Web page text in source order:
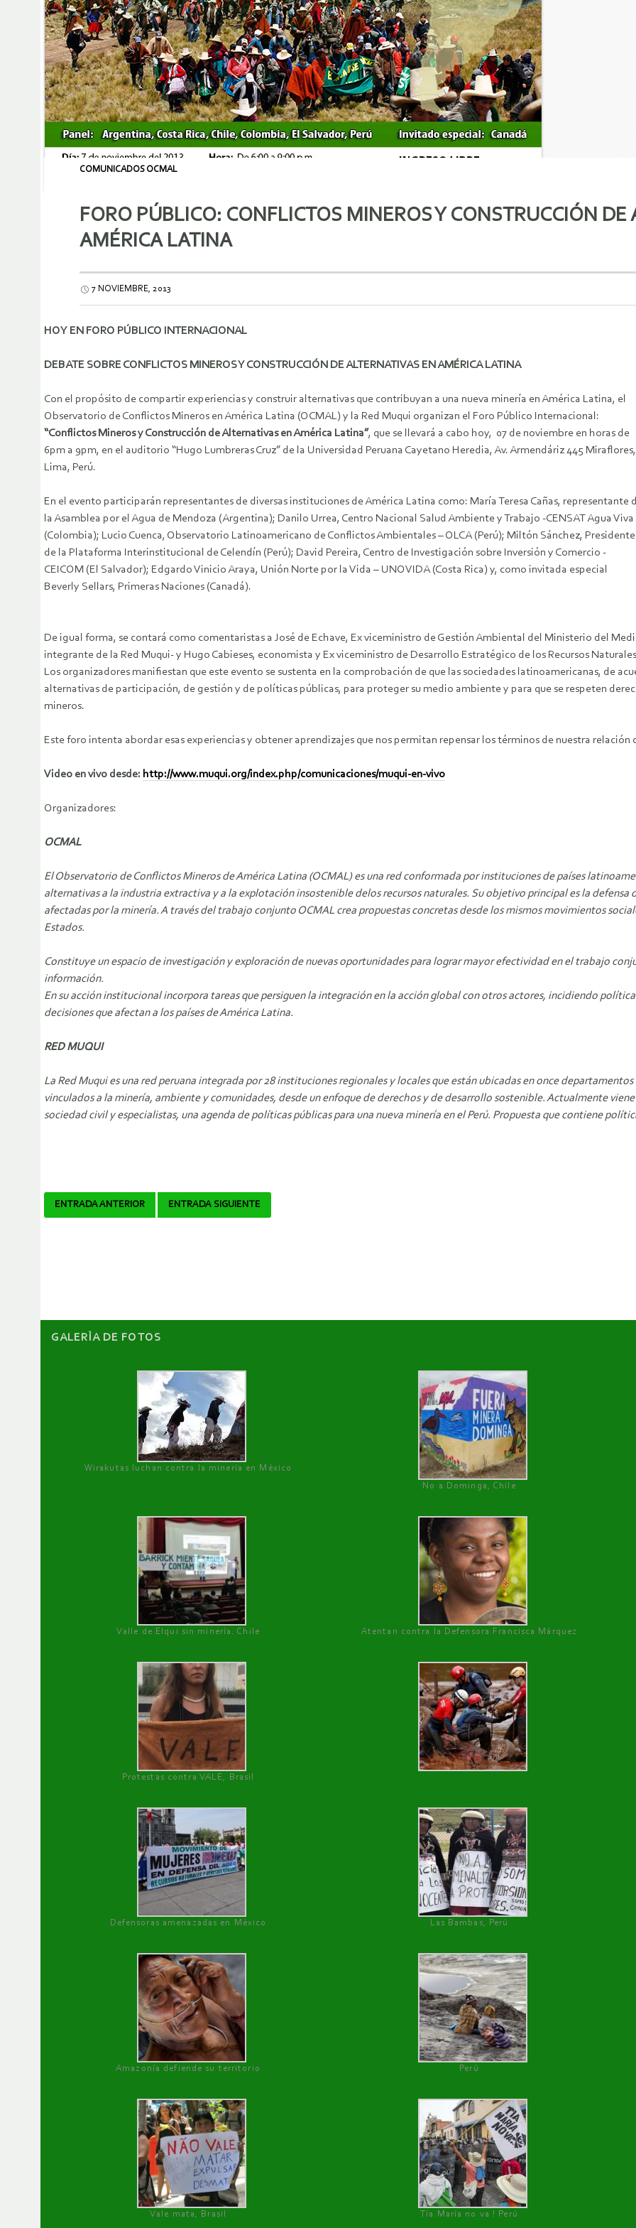
COMUNICADOS OCMAL
FORO PÚBLICO: CONFLICTOS MINEROS Y CONSTRUCCIÓN DE
AMÉRICA LATINA
7 NOVIEMBRE, 2013
HOY EN FORO PÚBLICO INTERNACIONAL
DEBATE SOBRE CONFLICTOS MINEROS Y CONSTRUCCIÓN DE ALTERNATIVAS EN AMÉRICA LATINA
Con el propósito de compartir experiencias y construir alternativas que contribuyan a una nueva minería en América Latina, el
Observatorio de Conflictos Mineros en América Latina (OCMAL) y la Red Muqui organizan el Foro Público Internacional:
“Conflictos Mineros y Construcción de Alternativas en América Latina”, que se llevará a cabo hoy, 07 de noviembre en horas de
6pm a 9pm, en el auditorio “Hugo Lumbreras Cruz” de la Universidad Peruana Cayetano Heredia, Av. Armendáriz 445 Miraflores,
Lima, Perú.
En el evento participarán representantes de diversas instituciones de América Latina como: María Teresa Cañas, representante
la Asamblea por el Agua de Mendoza (Argentina); Danilo Urrea, Centro Nacional Salud Ambiente y Trabajo -CENSAT Agua Viva
(Colombia); Lucio Cuenca, Observatorio Latinoamericano de Conflictos Ambientales – OLCA (Perú); Miltón Sánchez, Presidente
de la Plataforma Interinstitucional de Celendín (Perú); David Pereira, Centro de Investigación sobre Inversión y Comercio -
CEICOM (El Salvador); Edgardo Vinicio Araya, Unión Norte por la Vida – UNOVIDA (Costa Rica) y, como invitada especial
Beverly Sellars, Primeras Naciones (Canadá).
De igual forma, se contará como comentaristas a José de Echave, Ex viceministro de Gestión Ambiental del Ministerio del
integrante de la Red Muqui- y Hugo Cabieses, economista y Ex viceministro de Desarrollo Estratégico de los Recursos
Los organizadores manifiestan que este evento se sustenta en la comprobación de que las sociedades latinoamericanas, de
alternativas de participación, de gestión y de políticas públicas, para proteger su medio ambiente y para que se respeten
mineros.
Este foro intenta abordar esas experiencias y obtener aprendizajes que nos permitan repensar los términos de nuestra
Video en vivo desde: http://www.muqui.org/index.php/comunicaciones/muqui-en-vivo
Organizadores:
OCMAL
El Observatorio de Conflictos Mineros de América Latina (OCMAL) es una red conformada por instituciones de países
alternativas a la industria extractiva y a la explotación insostenible delos recursos naturales. Su objetivo principal es la
afectadas por la minería. A través del trabajo conjunto OCMAL crea propuestas concretas desde los mismos movimientos
Estados.
Constituye un espacio de investigación y exploración de nuevas oportunidades para lograr mayor efectividad en el trabajo
información.
En su acción institucional incorpora tareas que persiguen la integración en la acción global con otros actores, incidiendo
decisiones que afectan a los países de América Latina.
RED MUQUI
La Red Muqui es una red peruana integrada por 28 instituciones regionales y locales que están ubicadas en once
vinculados a la minería, ambiente y comunidades, desde un enfoque de derechos y de desarrollo sostenible. Actualmente
sociedad civil y especialistas, una agenda de políticas públicas para una nueva minería en el Perú. Propuesta que contiene
Navegador
ENTRADA ANTERIOR ENTRADA SIGUIENTE
GALERÌA DE FOTOS
Wirakutas luchan contra la minería en México
No a Dominga, Chile
Valle de Elqui sin minería. Chile Atentan contra la Defensora Francisca Márquez
Protestas contra VALE, Brasil
Defensoras amenazadas en México Las Bambas, Perú
Amazonía defiende su territorio Perú
Vale mata, Brasil Tía María no va ! Perú